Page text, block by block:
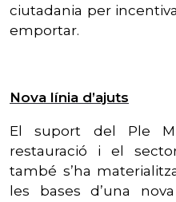
ciutadania per
emportar.
Nova línia d’ajuts
El suport del Ple
restauració i el
també s’ha
les bases d’una